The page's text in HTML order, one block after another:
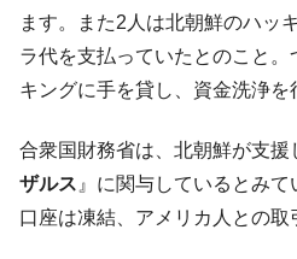
『Money1』
韓国政府『BYD
は韓国で『BYD』車は売れてい
1.9倍！
く空港に詰めかけ「出て行け！
ドを掲げる「在韓反米勢力」
『Money1』
韓国政府「2035
ータセンター整備」⇒ だから無
ます。また2人は北朝鮮のハッ
ラ代を支払っていたとのこと
キングに手を貸し、資金洗浄を
合衆国財務省は、北朝鮮が支
ザルス 』に関与しているとみ
口座は凍結、アメリカ人との取